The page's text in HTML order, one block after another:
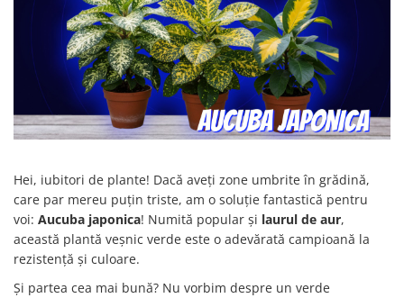
Bulbi de Leucanthemum
Bulbi de Muscari
Bulbi de Narcise
Bulbi de Ranunculus
Bulbi de Tigridia
Bulbi de Zambile
Bulbi Sparaxis
Mixuri de Bulbi
Seminte de Flori
Seminte de Ierburi
Seminte de Legume/Fructe
Hei, iubitori de plante! Dacă aveți zone umbrite în grădină,
care par mereu puțin triste, am o soluție fantastică pentru
voi: Aucuba japonica! Numită popular și laurul de aur,
această plantă veșnic verde este o adevărată campioană la
rezistență și culoare.
Și partea cea mai bună? Nu vorbim despre un verde